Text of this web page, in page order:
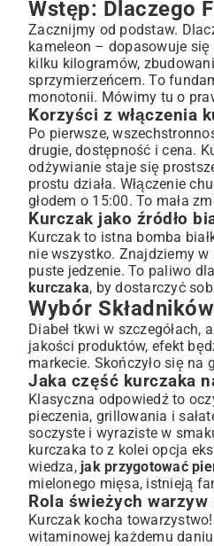
Wstęp: Dlaczego Fit Dania
Korzyści z włączenia
Kurczak jako źródło białka i
Wybór Składników:
Jaka część kurczaka
Rola świeżych warzyw i ziół
Zdrowe tłuszcze i sosy: Jak
Szybkie i Proste Przepisy
Fit Kurczak z Piekarnika:
Ekspresowy Kurczak z
Lekkie Sałatki z Kurczakiem:
Kreatywne Pomysły: Fit
Kurczak na Śniadanie?
Sycące i Zbilansowane
Fit Kolacje z Piersią
Mistrzostwo w Zdrowym
Grillowanie, pieczenie,
Siła przypraw i ziół: Jak
Meal Prep z Kurczakiem:
Podsumowanie: Twórz
Wstęp: Dlaczego
Zacznijmy od podstaw.
kameleon – dopasowuje
kilku kilogramów,
sprzymierzeńcem. To
monotonii. Mówimy tu o
Korzyści z włączenia
Po pierwsze,
drugie, dostępność i cena.
odżywianie staje się
prostu działa. Włączenie
głodem o 15:00. To mała
Kurczak jako źródło
Kurczak to istna bomba
nie wszystko. Znajdziemy
puste jedzenie. To paliwo
kurczaka, by dostarczyć
Wybór
Diabeł tkwi w szczegółach,
jakości produktów, efekt
markecie. Skończyło się
Jaka część kurczaka
Klasyczna odpowiedź to
pieczenia, grillowania i
soczyste i wyraziste w
kurczaka to z kolei opcja
wiedza, jak przygotować
mielonego mięsa, istnieją
Rola świeżych
Kurczak kocha
witaminowej każdemu